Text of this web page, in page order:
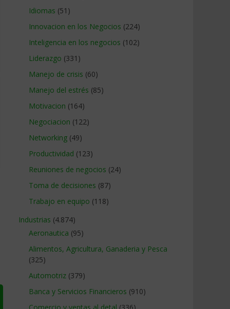
Idiomas (51)
Innovacion en los Negocios (224)
Inteligencia en los negocios (102)
Liderazgo (331)
Manejo de crisis (60)
Manejo del estrés (85)
Motivacion (164)
Negociacion (122)
Networking (49)
Productividad (123)
Reuniones de negocios (24)
Toma de decisiones (87)
Trabajo en equipo (118)
Industrias (4.874)
Aeronautica (95)
Alimentos, Agricultura, Ganaderia y Pesca
(325)
Automotriz (379)
Banca y Servicios Financieros (910)